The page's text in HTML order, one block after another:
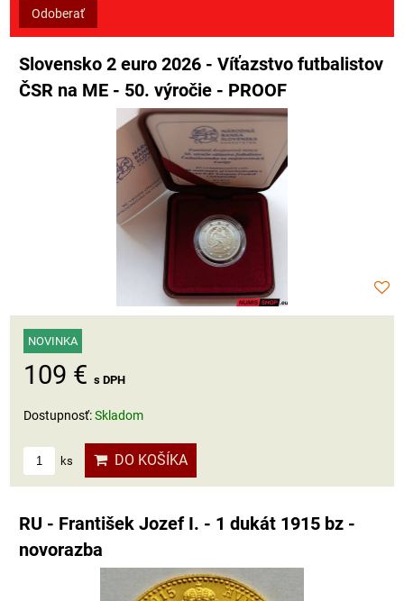
Odoberať
Slovensko 2 euro 2026 - Víťazstvo futbalistov
ČSR na ME - 50. výročie - PROOF
NOVINKA
109 € s DPH
Dostupnosť:Skladom
ks DO KOŠÍKA
RU - František Jozef I. - 1 dukát 1915 bz -
novorazba